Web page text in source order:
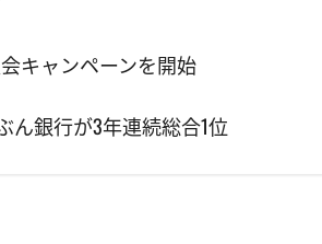
キャンペーンを開始
ん銀行が3年連続総合1位